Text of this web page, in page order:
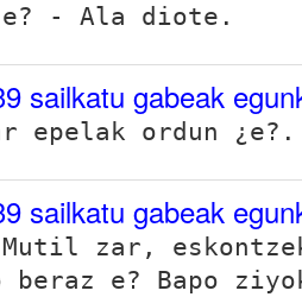
- Ala diote.
sailkatu gabeak
epelak ordun ¿e?.
sailkatu gabeak
zar,
beraz e? Bapo